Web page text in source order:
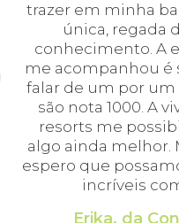
trazer em minha
única, regada
conhecimento. A
me acompanhou é
falar de um por um
são nota 1000. A
resorts me
algo ainda melhor.
espero que
incríveis
Erika, da